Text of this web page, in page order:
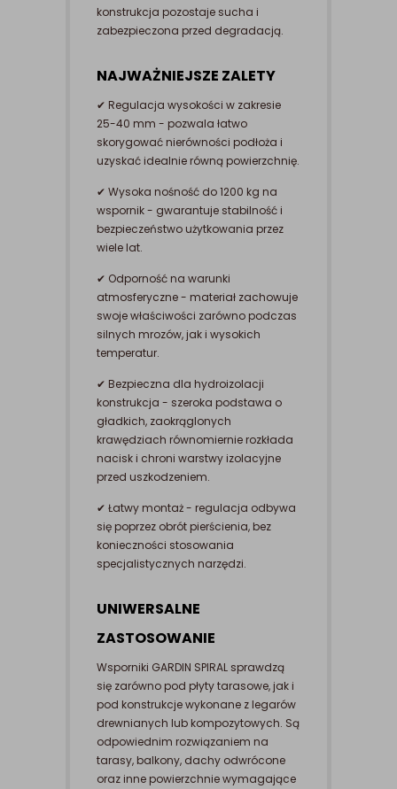
konstrukcja pozostaje sucha i
zabezpieczona przed degradacją.
NAJWAŻNIEJSZE ZALETY
✔ Regulacja wysokości w zakresie
25-40 mm - pozwala łatwo
skorygować nierówności podłoża i
uzyskać idealnie równą powierzchnię.
✔ Wysoka nośność do 1200 kg na
wspornik - gwarantuje stabilność i
bezpieczeństwo użytkowania przez
wiele lat.
✔ Odporność na warunki
atmosferyczne - materiał zachowuje
swoje właściwości zarówno podczas
silnych mrozów, jak i wysokich
temperatur.
✔ Bezpieczna dla hydroizolacji
konstrukcja - szeroka podstawa o
gładkich, zaokrąglonych
krawędziach równomiernie rozkłada
nacisk i chroni warstwy izolacyjne
przed uszkodzeniem.
✔ Łatwy montaż - regulacja odbywa
się poprzez obrót pierścienia, bez
konieczności stosowania
specjalistycznych narzędzi.
UNIWERSALNE
ZASTOSOWANIE
Wsporniki GARDIN SPIRAL sprawdzą
się zarówno pod płyty tarasowe, jak i
pod konstrukcje wykonane z legarów
drewnianych lub kompozytowych. Są
odpowiednim rozwiązaniem na
tarasy, balkony, dachy odwrócone
oraz inne powierzchnie wymagające